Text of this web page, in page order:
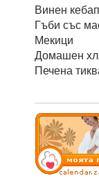
Винен кебап
Гъби със
Мекици
Домашен
Печена